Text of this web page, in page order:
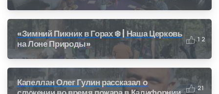
«Зимний Пикник в Горах ❄️ | Наша Церковь
на Лоне Природы»
1 2
Капеллан Олег Гулин рассказал о
21